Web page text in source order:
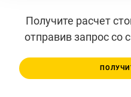
Получите расчет
отправив запрос со